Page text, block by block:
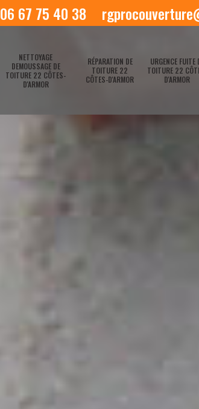
06 67 75 40 38
NETTOYAGE
DEMOUSSAGE DE
TOITURE 22 CÔTES-
D'ARMOR
RÉPARATION DE
TOITURE 22
CÔTES-D'ARMOR
URGENCE FUITE
TOITURE 22
D'ARMOR